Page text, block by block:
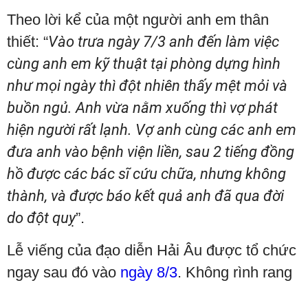
Theo lời kể của một người anh em thân
thiết: “Vào trưa ngày 7/3 anh đến làm việc
cùng anh em kỹ thuật tại phòng dựng hình
như mọi ngày thì đột nhiên thấy mệt mỏi và
buồn ngủ. Anh vừa nằm xuống thì vợ phát
hiện người rất lạnh. Vợ anh cùng các anh em
đưa anh vào bệnh viện liền, sau 2 tiếng đồng
hồ được các bác sĩ cứu chữa, nhưng không
thành, và được báo kết quả anh đã qua đời
do đột quỵ”.
Lễ viếng của đạo diễn Hải Âu được tổ chức
ngay sau đó vào ngày 8/3. Không rình rang